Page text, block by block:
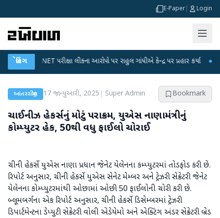
E-Paper Login
બ્રેકિંગ
UGC-NET પરીક્ષા લીકના આરોપો પર રાહુલ ગાંધીએ કેન્દ્ર પર પ્રહાર કર્યા ●
આંતરરાષ્ટ્રીય 17 જાન્યુઆરી, 2025 Super Admin Bookmark
ચાઈનીઝ હેકર્સનું મોટું પરાક્રમ, યુએસ નાણામંત્રીનું
કોમ્પ્યુટર હેક, 50થી વધુ ફાઈલો ચોરાઈ
ચીની હેકર્સે યુએસ નાણા પ્રધાન જેનેટ યેલેનના કમ્પ્યુટરમાં તોડફોડ કરી છે.
રિપોર્ટ અનુસાર, ચીની હેકર્સે યુએસ સેનેટ મેમ્બર અને ટ્રેઝરી સેક્રેટરી જેનેટ
યેલેનના કોમ્પ્યુટરમાંથી ઓછામાં ઓછી 50 ફાઈલોની ચોરી કરી છે.
બ્લૂમબર્ગના એક રિપોર્ટ અનુસાર, ચીની હેકર્સે ડિસેમ્બરમાં ટ્રેઝરી
ડિપાર્ટમેન્ટના ડેપ્યુટી સેક્રેટરી વોલી એડેયેમો અને એક્ટિંગ અંડર સેક્રેટરી બ્રેડ